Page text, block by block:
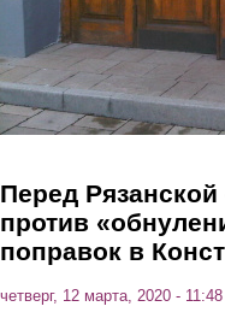
Перед
против
поправок в
четверг, 12 марта, 2020 - 11:48